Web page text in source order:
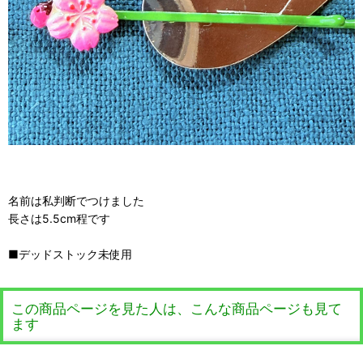
名前は私判断でつけました
長さは5.5cm程です
■デッドストック未使用
この商品ページを見た人は、こんな商品ページも見て
ます